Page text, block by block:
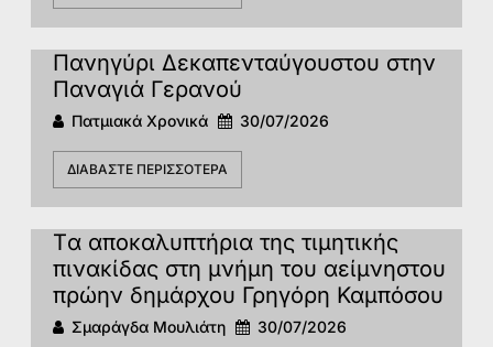
Πανηγύρι Δεκαπενταύγουστου στην
Παναγιά Γερανού
Πατμιακά Χρονικά 30/07/2026
ΔΙΑΒΆΣΤΕ ΠΕΡΙΣΣΌΤΕΡΑ
Tα αποκαλυπτήρια της τιμητικής
πινακίδας στη μνήμη του αείμνηστου
πρώην δημάρχου Γρηγόρη Καμπόσου
Σμαράγδα Μουλιάτη 30/07/2026